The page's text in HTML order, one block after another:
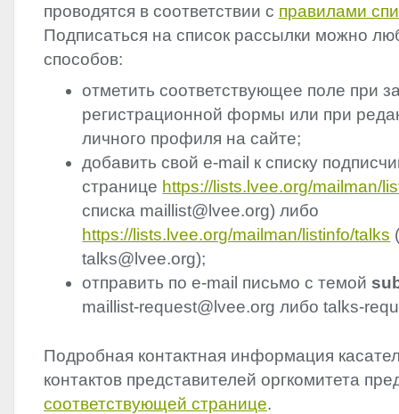
проводятся в соответствии с правилами
Подписаться на список рассылки можно
способов:
отметить соответствующее поле при
регистрационной формы или при
личного профиля на сайте;
добавить свой e-mail к списку
странице https://lists.lvee.org/mailman/
списка maillist@lvee.org) либо
https://lists.lvee.org/mailman/listinfo/talks
talks@lvee.org);
отправить по e-mail письмо с темой
maillist-request@lvee.org либо talks-
Подробная контактная информация
контактов представителей оргкомитета
соответствующей странице.